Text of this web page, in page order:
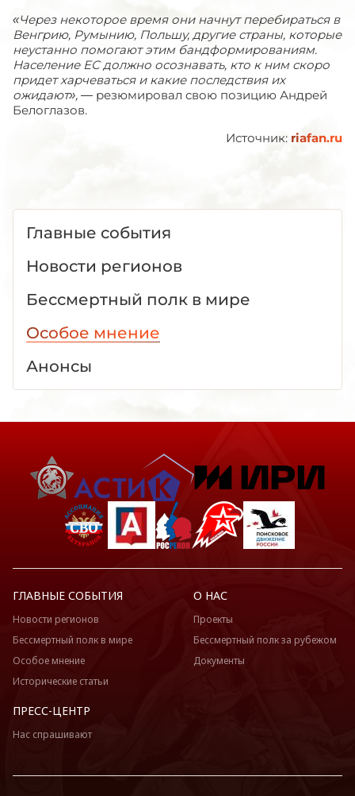
«Через некоторое время они начнут перебираться в
Венгрию, Румынию, Польшу, другие страны, которые
неустанно помогают этим бандформированиям.
Население ЕС должно осознавать, кто к ним скоро
придет харчеваться и какие последствия их
ожидают», — резюмировал свою позицию Андрей
Белоглазов.
Источник: riafan.ru
Главные события
Новости регионов
Бессмертный полк в мире
Особое мнение
Анонсы
ГЛАВНЫЕ СОБЫТИЯ
Новости регионов
Бессмертный полк в мире
Особое мнение
Исторические статьи
О НАС
Проекты
Бессмертный полк за рубежом
Документы
ПРЕСС-ЦЕНТР
Нас спрашивают